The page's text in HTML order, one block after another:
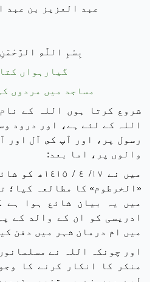
عبد العزیز بن عبد
بِسْمِ اللَّهِ
گیارہواں
مساجد میں مردوں
شروع کرتا ہوں اللہ کے
اللہ کے لئے ہے، اور درود
رسول پر، اور آپ کى آل اور
والوں پر، اما بعد:
میں نے ١٧/ ٤
«الخرطوم» کا مطالعہ کیا؛
میں یہ بیان شائع ہوا ہے
ادریسی کو ان کے والد کے
میں ام درمان شہر میں دفن
اور چونکہ اللہ نے
منکر کا انکار کرنے کا